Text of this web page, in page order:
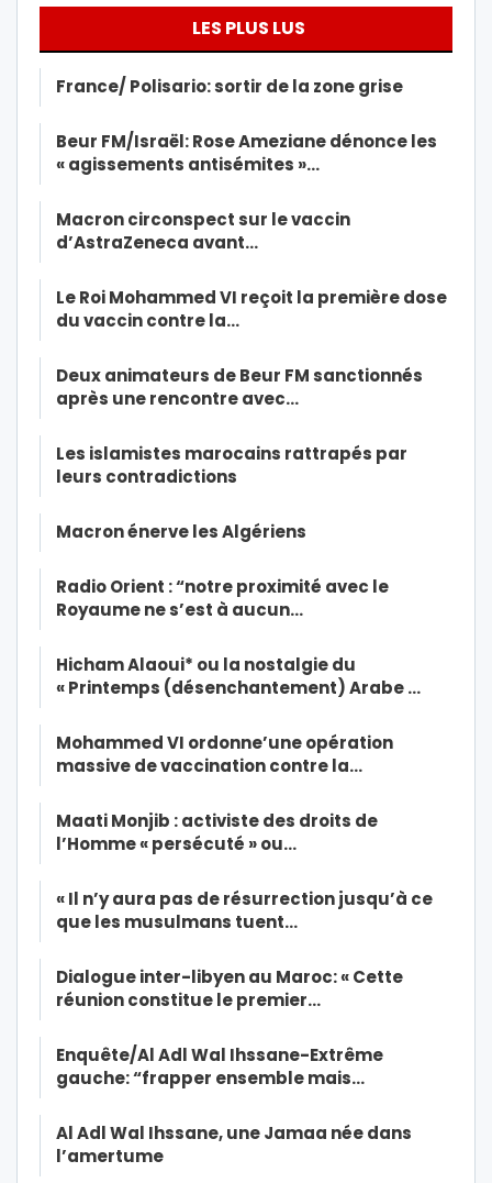
LES PLUS LUS
France/ Polisario: sortir de la zone grise
Beur FM/Israël: Rose Ameziane dénonce les
« agissements antisémites »…
Macron circonspect sur le vaccin
d’AstraZeneca avant…
Le Roi Mohammed VI reçoit la première dose
du vaccin contre la…
Deux animateurs de Beur FM sanctionnés
après une rencontre avec…
Les islamistes marocains rattrapés par
leurs contradictions
Macron énerve les Algériens
Radio Orient : “notre proximité avec le
Royaume ne s’est à aucun…
Hicham Alaoui* ou la nostalgie du
« Printemps (désenchantement) Arabe …
Mohammed VI ordonne’une opération
massive de vaccination contre la…
Maati Monjib : activiste des droits de
l’Homme « persécuté » ou…
« Il n’y aura pas de résurrection jusqu’à ce
que les musulmans tuent…
Dialogue inter-libyen au Maroc: « Cette
réunion constitue le premier…
Enquête/Al Adl Wal Ihssane-Extrême
gauche: “frapper ensemble mais…
Al Adl Wal Ihssane, une Jamaa née dans
l’amertume